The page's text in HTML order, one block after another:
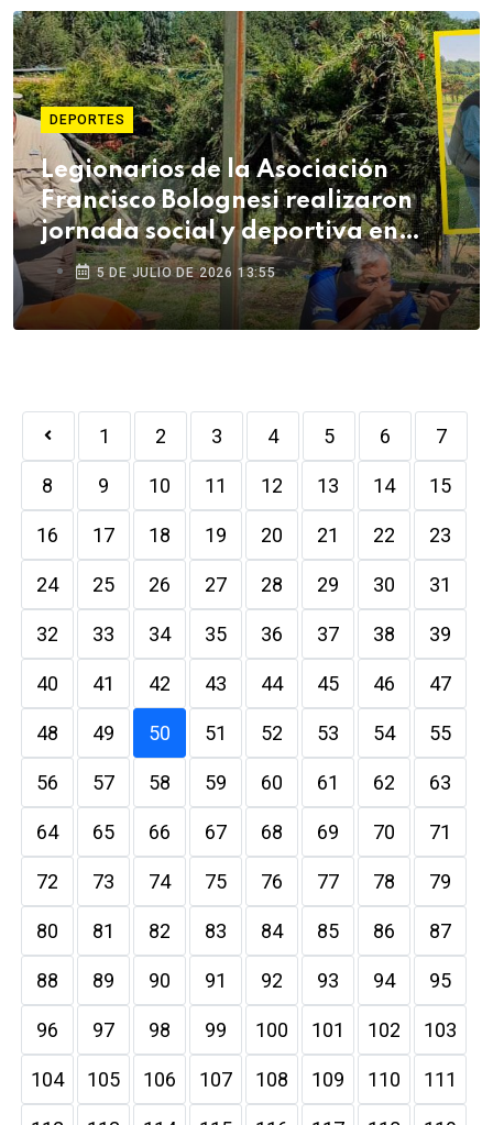
DEPORTES
Legionarios de la Asociación
Francisco Bolognesi realizaron
jornada social y deportiva en
Arequipa
5 DE JULIO DE 2026 13:55
1 2 3 4 5 6 7
8 9 10 11 12 13 14 15
16 17 18 19 20 21 22 23
24 25 26 27 28 29 30 31
32 33 34 35 36 37 38 39
40 41 42 43 44 45 46 47
48 49 50 51 52 53 54 55
56 57 58 59 60 61 62 63
64 65 66 67 68 69 70 71
72 73 74 75 76 77 78 79
80 81 82 83 84 85 86 87
88 89 90 91 92 93 94 95
96 97 98 99 100 101 102 103
104 105 106 107 108 109 110 111